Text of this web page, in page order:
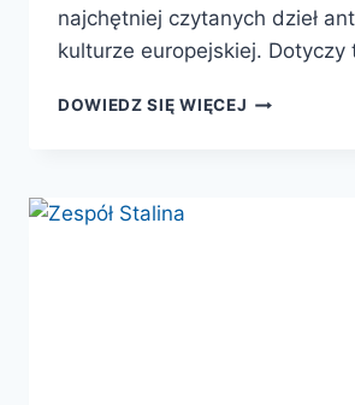
najchętniej czytanych dzieł
kulturze europejskiej.
DOWIEDZ SIĘ WIĘCEJ FRONTYN.